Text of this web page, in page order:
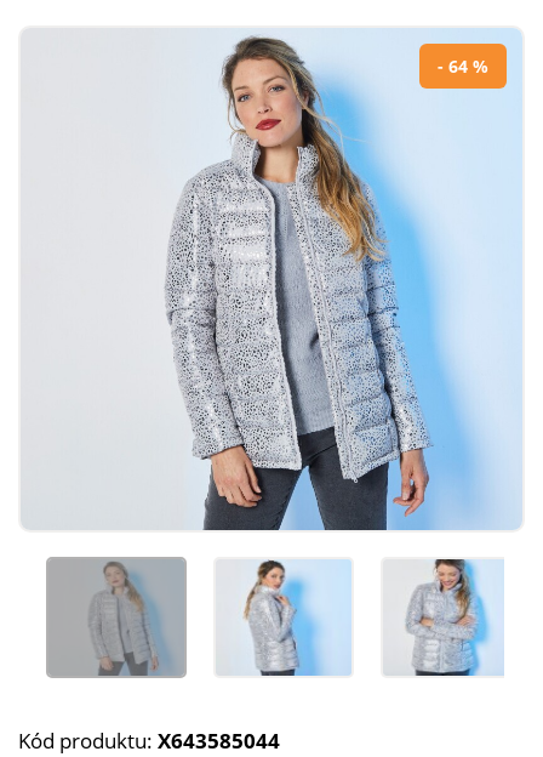
- 64 %
Kód produktu: X643585044